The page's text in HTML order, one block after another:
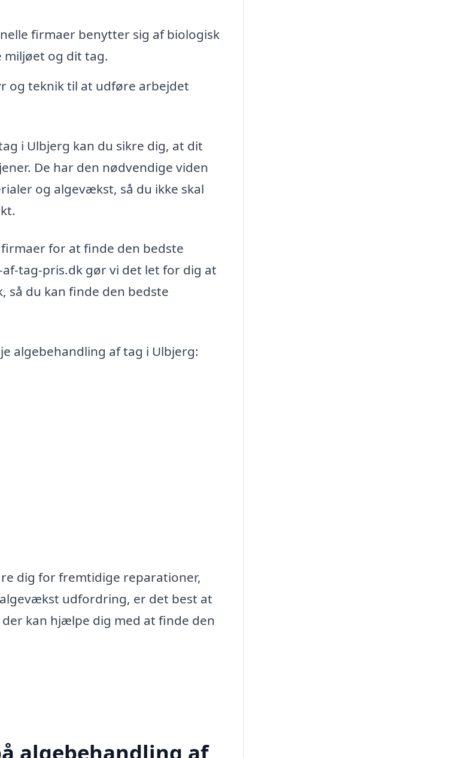
firmaer benytter sig af biologisk
miljøet og dit tag.
og teknik til at udføre arbejdet
i Ulbjerg kan du sikre dig, at dit
De har den nødvendige viden
og algevækst, så du ikke skal
for at finde den bedste
tag-pris.dk gør vi det let for dig at
så du kan finde den bedste
algebehandling af tag i Ulbjerg:
dig for fremtidige reparationer,
udfordring, er det best at
kan hjælpe dig med at finde den